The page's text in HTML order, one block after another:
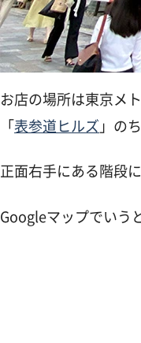
お店の場所は東京メ
「表参道ヒルズ 」の
正面右手にある階段
Googleマップでいう